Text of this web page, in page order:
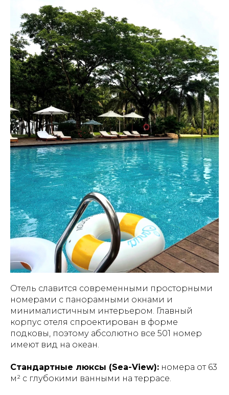
Отель славится современными просторными
номерами с панорамными окнами и
минималистичным интерьером. Главный
корпус отеля спроектирован в форме
подковы, поэтому абсолютно все 501 номер
имеют вид на океан.
Стандартные люксы (Sea-View): номера от 63
м² с глубокими ванными на террасе.